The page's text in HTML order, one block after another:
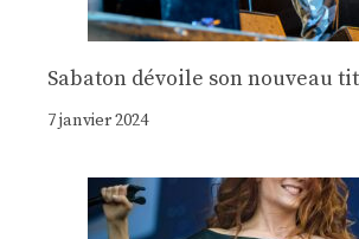
Sabaton dévoile son nouveau
7 janvier 2024